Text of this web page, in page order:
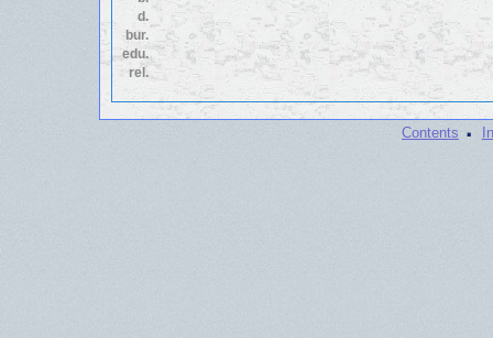
d.
bur.
edu.
rel.
Contents ·